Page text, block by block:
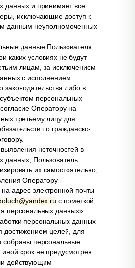
данных и принимает все
исключающие доступ к
данным неуполномоченных
данные Пользователя
каких условиях не будут
лицам, за исключением
с исполнением
законодательства либо в
персональных
Оператору на
третьему лицу для
по гражданско-
неточностей в
данных, Пользователь
их самостоятельно,
Оператору
адрес электронной почты
с пометкой
персональных данных».
персональных данных
достижением целей, для
собраны персональные
срок не предусмотрен
действующим